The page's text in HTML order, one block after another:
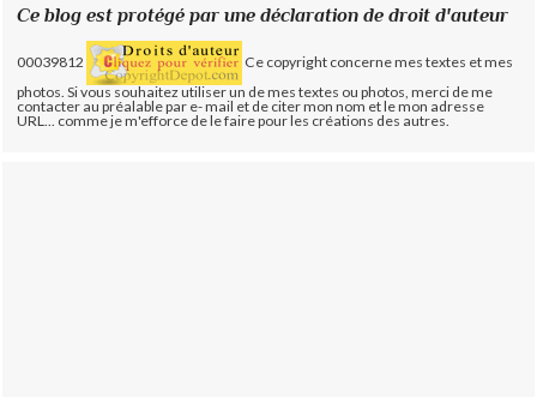
Ce blog est protégé par une déclaration de droit d'auteur
00039812
Ce copyright concerne mes textes et mes
photos. Si vous souhaitez utiliser un de mes textes ou photos, merci de me
contacter au préalable par e- mail et de citer mon nom et le mon adresse
URL... comme je m'efforce de le faire pour les créations des autres.